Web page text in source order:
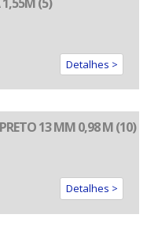
Detalhes >
13 MM 0,98 M (10)
Detalhes >